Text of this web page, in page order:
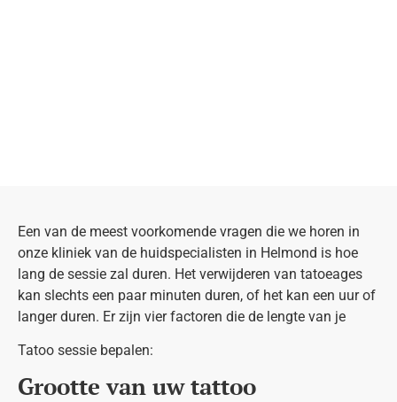
Een van de meest voorkomende vragen die we horen in
onze kliniek van de huidspecialisten in Helmond is hoe
lang de sessie zal duren. Het verwijderen van tatoeages
kan slechts een paar minuten duren, of het kan een uur of
langer duren. Er zijn vier factoren die de lengte van je
Tatoo sessie bepalen:
Grootte van uw tattoo